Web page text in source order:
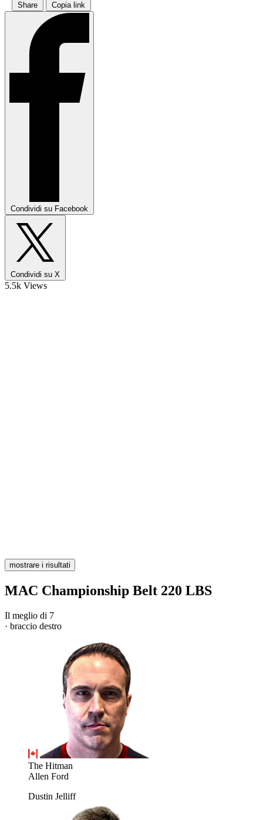
Share Copia link
Condividi su Facebook
Condividi su X
5.5k Views
mostrare i risultati
MAC Championship Belt 220 LBS
Il meglio di 7
· braccio destro
The Hitman
Allen Ford
Dustin Jelliff